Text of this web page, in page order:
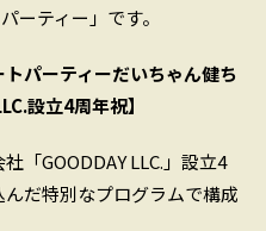
ーティー」です。
トパーティーだいちゃん健ち
設立4周年祝】
「GOODDAY LLC.」設立4
だ特別なプログラムで構成